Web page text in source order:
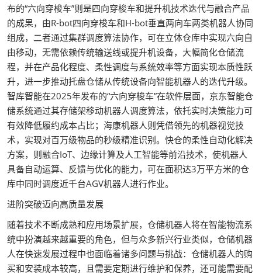
布的“六向穿梭车”则是四向穿梭车和提升机技术迭代与融合产品
的成果，由R-bot四向穿梭车和H-bot垂直两向车两类机器人协同
组成，二者通过集群调度算法协作，可在立体仓库中实现六向自
由移动，无需依赖传统输送线或提升机设备，大幅简化仓储流
程，并在产品化程度、柔性调度与系统效率等方面实现本质性跃
升，进一步推动托盘仓储从传统设备向智能机器人的迭代升级。
智库智能在2025年发布的“六向穿梭车”在软件层面，京东智能仓
储系统通过其存储架移动机器人调度算法，依托实时决策能力可
有效降低履约成本占比；海康机器人则凭借领先的机器视觉技
术，实现对百万级物品的秒级精准识别。快仓的柔性自动化解决
方案，则融合IoT、边缘计算及人工智能等前沿技术，使机器人
具备自动运算、反馈与优化的能力，可在面积达3万平方米的仓
库中同时调度近千台AGV机器人进行作业。
进阶突破迈向高质量发展
随着技术不断成熟和应用场景扩展，仓储机器人将在智能物流系
统中扮演越来越重要的角色，但与众多新兴行业类似，仓储机器
人在快速发展过程中也面临着诸多问题与挑战：仓储机器人的购
买和安装成本较高，且需要定期进行维护和保养，还可能需要配